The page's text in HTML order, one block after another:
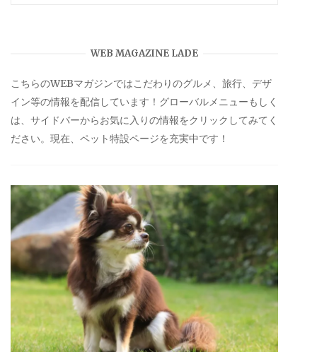
WEB MAGAZINE LADE
こちらのWEBマガジンではこだわりのグルメ、旅行、デザ
イン等の情報を配信しています！グローバルメニューもしく
は、サイドバーからお気に入りの情報をクリックしてみてく
ださい。現在、ペット特設ページを充実中です！